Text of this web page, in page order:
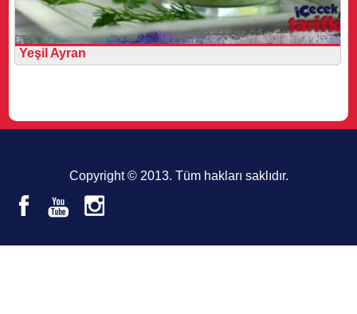
Yeşil Ayran
Copyright © 2013. Tüm hakları saklıdır.